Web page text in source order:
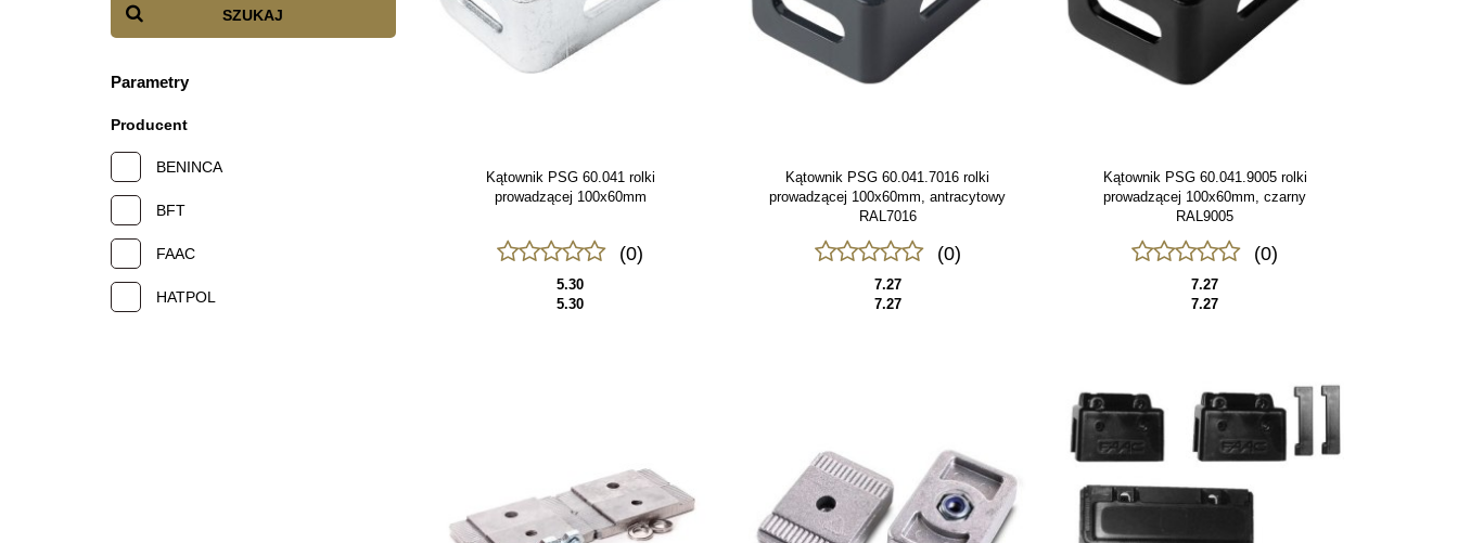
SZUKAJ
Parametry
Producent
BENINCA
BFT
FAAC
HATPOL
Kątownik PSG 60.041 rolki
prowadzącej 100x60mm
(0)
5.30
5.30
Kątownik PSG 60.041.7016 rolki
prowadzącej 100x60mm, antracytowy
RAL7016
(0)
7.27
7.27
Kątownik PSG 60.041.9005 rolki
prowadzącej 100x60mm, czarny
RAL9005
(0)
7.27
7.27